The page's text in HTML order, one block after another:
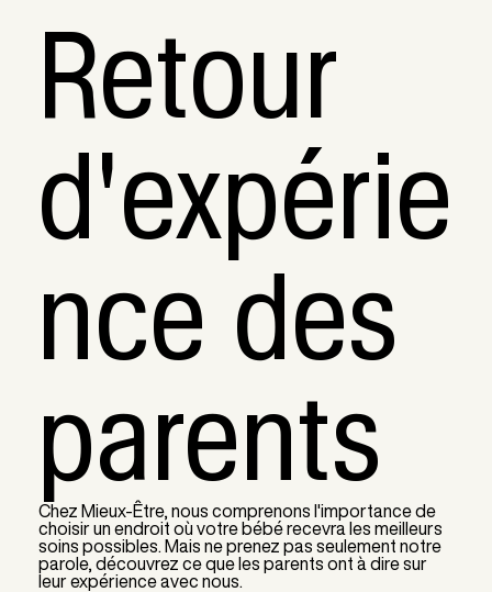
Retour
d'expérie
nce des
parents
Chez Mieux-Être, nous comprenons l'importance de
choisir un endroit où votre bébé recevra les meilleurs
soins possibles. Mais ne prenez pas seulement notre
parole, découvrez ce que les parents ont à dire sur
leur expérience avec nous.